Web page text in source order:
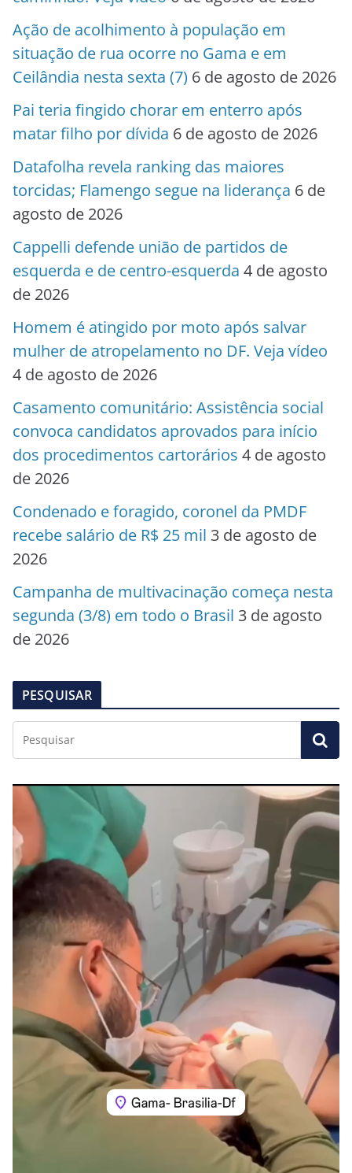
Ação de acolhimento à população em
situação de rua ocorre no Gama e em
Ceilândia nesta sexta (7) 6 de agosto de 2026
Pai teria fingido chorar em enterro após
matar filho por dívida 6 de agosto de 2026
Datafolha revela ranking das maiores
torcidas; Flamengo segue na liderança 6 de
agosto de 2026
Cappelli defende união de partidos de
esquerda e de centro-esquerda 4 de agosto
de 2026
Homem é atingido por moto após salvar
mulher de atropelamento no DF. Veja vídeo
4 de agosto de 2026
Casamento comunitário: Assistência social
convoca candidatos aprovados para início
dos procedimentos cartorários 4 de agosto
de 2026
Condenado e foragido, coronel da PMDF
recebe salário de R$ 25 mil 3 de agosto de
2026
Campanha de multivacinação começa nesta
segunda (3/8) em todo o Brasil 3 de agosto
de 2026
PESQUISAR